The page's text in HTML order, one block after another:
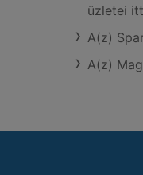
üzletei
A(z)
A(z)